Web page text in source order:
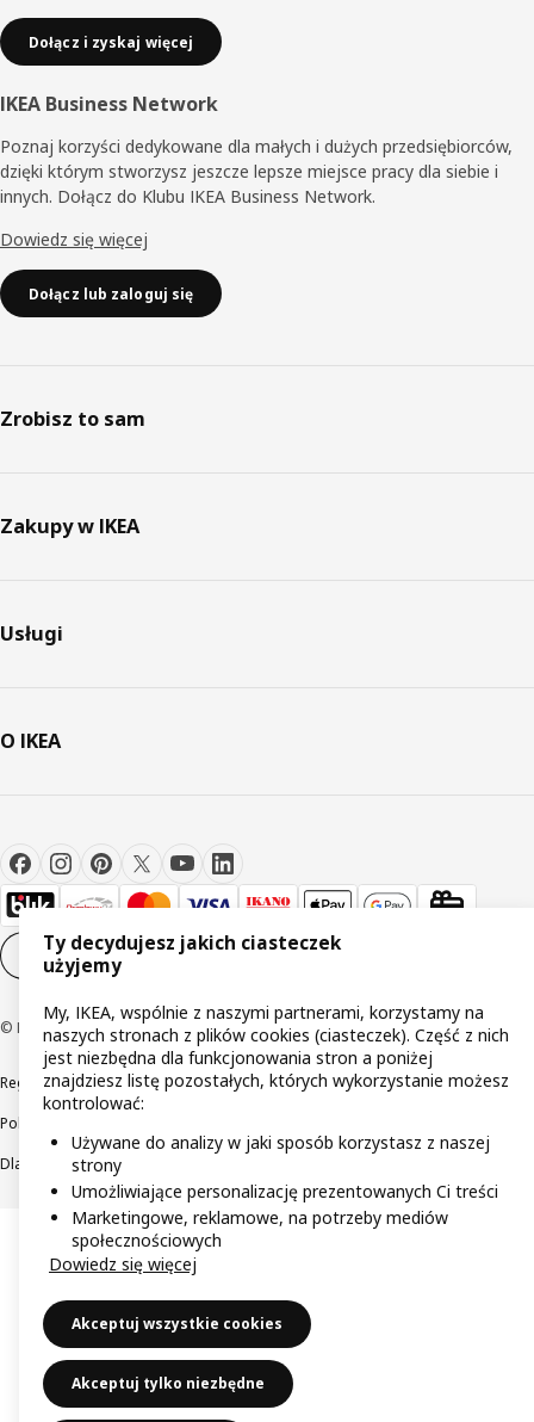
Dołącz i zyskaj więcej
IKEA Business Network
Poznaj korzyści dedykowane dla małych i dużych przedsiębiorców,
dzięki którym stworzysz jeszcze lepsze miejsce pracy dla siebie i
innych. Dołącz do Klubu IKEA Business Network.
Dowiedz się więcej
Dołącz lub zaloguj się
Zrobisz to sam
Zakupy w IKEA
Usługi
O IKEA
Ustawienia plików cookie PL
© Inter IKEA Systems B.V 1999-2026
RegulaminyPolityka prywatnościWycofane produkty
Polityka odpowiedzialnego ujawniania informacji
Dla akcjonariuszy IKEA Distribution
Ty decydujesz jakich ciasteczek
użyjemy
My, IKEA, wspólnie z naszymi partnerami, korzystamy na
naszych stronach z plików cookies (ciasteczek). Część z nich
jest niezbędna dla funkcjonowania stron a poniżej
znajdziesz listę pozostałych, których wykorzystanie możesz
kontrolować:
Używane do analizy w jaki sposób korzystasz z naszej
strony
Umożliwiające personalizację prezentowanych Ci treści
Marketingowe, reklamowe, na potrzeby mediów
społecznościowych
Dowiedz się więcej
Akceptuj wszystkie cookies
Akceptuj tylko niezbędne